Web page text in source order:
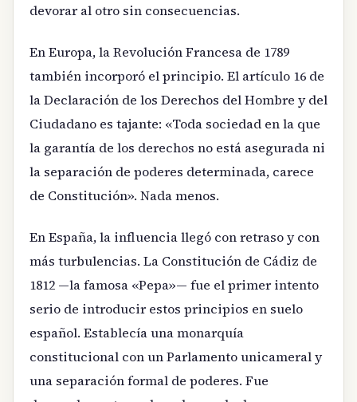
devorar al otro sin consecuencias.
En Europa, la Revolución Francesa de 1789
también incorporó el principio. El artículo 16 de
la Declaración de los Derechos del Hombre y del
Ciudadano es tajante: «Toda sociedad en la que
la garantía de los derechos no está asegurada ni
la separación de poderes determinada, carece
de Constitución». Nada menos.
En España, la influencia llegó con retraso y con
más turbulencias. La Constitución de Cádiz de
1812 —la famosa «Pepa»— fue el primer intento
serio de introducir estos principios en suelo
español. Establecía una monarquía
constitucional con un Parlamento unicameral y
una separación formal de poderes. Fue